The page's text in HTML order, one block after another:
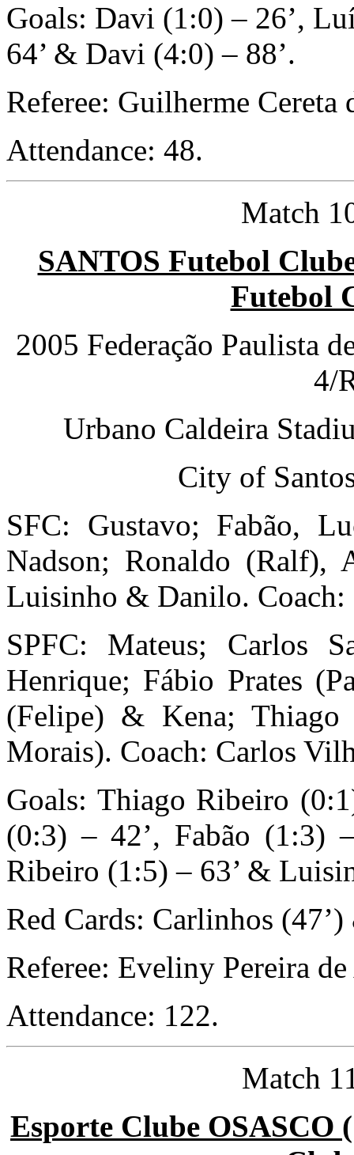
Goals: Davi (1:0) – 26’,
64’ & Davi (4:0) – 88’.
Referee: Guilherme Cereta
Attendance: 48.
Match
SANTOS Futebol
Futebol
2005 Federação Paulista
4/
Urbano Caldeira
City of
SFC: Gustavo; Fabão,
Nadson; Ronaldo (Ralf),
Luisinho & Danilo. Coach:
SPFC: Mateus; Carlos
Henrique; Fábio Prates
(Felipe) & Kena;
Morais). Coach: Carlos
Goals: Thiago Ribeiro
(0:3) – 42’, Fabão (1:3)
Ribeiro (1:5) – 63’ &
Red Cards: Carlinhos
Referee: Eveliny Pereira
Attendance: 122.
Match
Esporte Clube OSASCO